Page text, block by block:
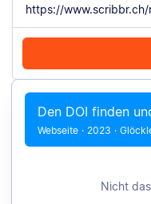
Den DOI finden
Webseite · 2023 ·
Nicht